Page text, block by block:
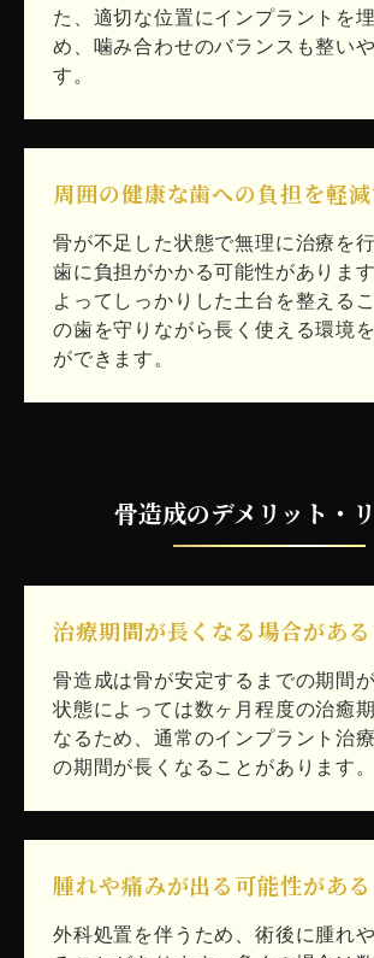
た、適切な位置にインプラントを
め、噛み合わせのバランスも整い
す。
周囲の健康な歯への負担を軽
骨が不足した状態で無理に治療を
歯に負担がかかる可能性がありま
よってしっかりした土台を整える
の歯を守りながら長く使える環境
ができます。
骨造成のデメリット・
治療期間が長くなる場合がある
骨造成は骨が安定するまでの期間が
状態によっては数ヶ月程度の治癒
なるため、通常のインプラント治
の期間が長くなることがあります。
腫れや痛みが出る可能性がある
外科処置を伴うため、術後に腫れ